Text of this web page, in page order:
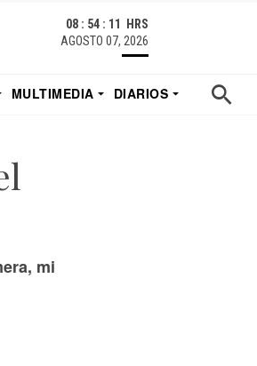
08 : 54 : 12 HRS
AGOSTO 07, 2026
MULTIMEDIA
DIARIOS
mi